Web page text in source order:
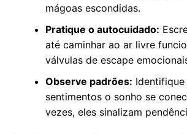
mágoas escondidas.
Pratique o autocuidado:
até caminhar ao ar livre
válvulas de escape
Observe padrões:
sentimentos o sonho se
vezes, eles sinalizam